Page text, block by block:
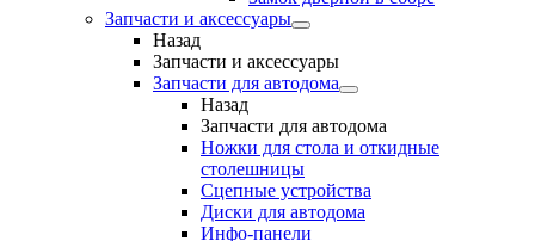
Запчасти и аксессуары
Назад
Запчасти и аксессуары
Запчасти для автодома
Назад
Запчасти для автодома
Ножки для стола и откидные
столешницы
Сцепные устройства
Диски для автодома
Инфо-панели